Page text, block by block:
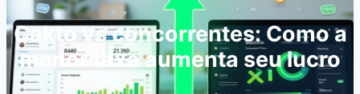
Cakto vs concorrentes: Como a
menor taxa aumenta seu lucro